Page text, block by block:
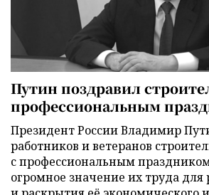
Путин поздравил
профессиональным
Президент России Владимир
работников и ветеранов
с профессиональным
огромное значение их труда для